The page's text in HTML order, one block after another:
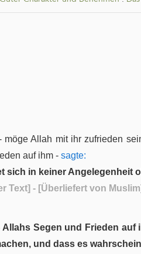
möge Allah mit ihr zufrieden
auf ihm - sagte:
sich in keiner Angelegenheit
Text] - [Überliefert von
Allahs Segen und Frieden
und dass es